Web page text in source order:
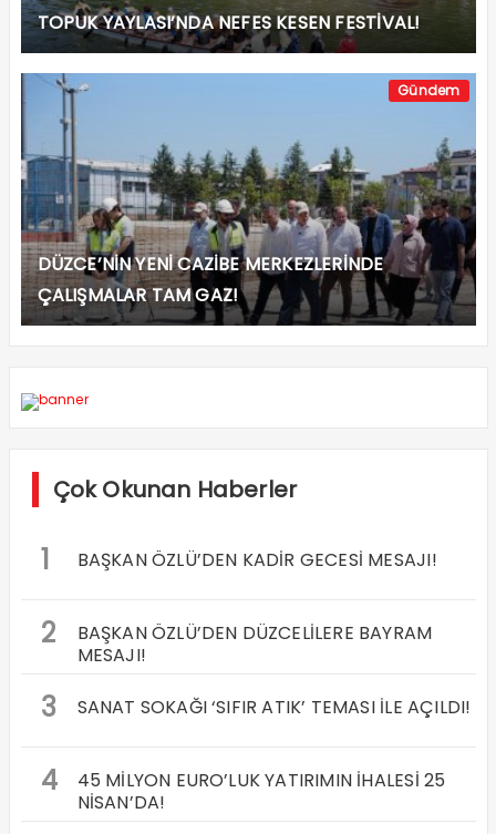
TOPUK YAYLASI’NDA NEFES KESEN FESTİVAL!
Gündem
DÜZCE’NİN YENİ CAZİBE MERKEZLERİNDE
ÇALIŞMALAR TAM GAZ!
Çok Okunan Haberler
1 BAŞKAN ÖZLÜ’DEN KADİR GECESİ MESAJI!
2
BAŞKAN ÖZLÜ’DEN DÜZCELİLERE BAYRAM
MESAJI!
3 SANAT SOKAĞI ‘SIFIR ATIK’ TEMASI İLE AÇILDI!
4
45 MİLYON EURO’LUK YATIRIMIN İHALESİ 25
NİSAN’DA!